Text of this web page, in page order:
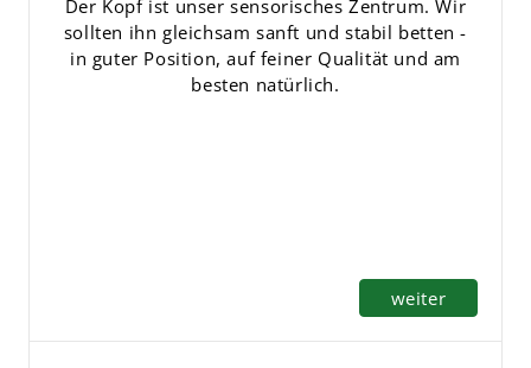
Der Kopf ist unser sensorisches Zentrum. Wir
sollten ihn gleichsam sanft und stabil betten -
in guter Position, auf feiner Qualität und am
besten natürlich.
weiter